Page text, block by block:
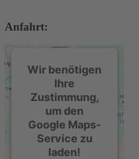
Anfahrt:
Wir benötigen
Ihre
Zustimmung,
um den
Google Maps-
Service zu
laden!